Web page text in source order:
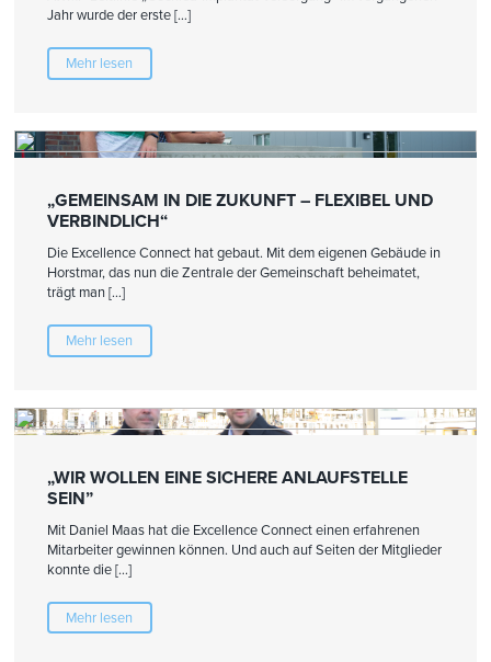
Jahr wurde der erste […]
Mehr lesen
„GEMEINSAM IN DIE ZUKUNFT – FLEXIBEL UND
VERBINDLICH“
Die Excellence Connect hat gebaut. Mit dem eigenen Gebäude in
Horstmar, das nun die Zentrale der Gemeinschaft beheimatet,
trägt man […]
Mehr lesen
„WIR WOLLEN EINE SICHERE ANLAUFSTELLE
SEIN”
Mit Daniel Maas hat die Excellence Connect einen erfahrenen
Mitarbeiter gewinnen können. Und auch auf Seiten der Mitglieder
konnte die […]
Mehr lesen